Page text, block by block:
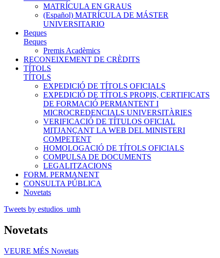
MATRÍCULA EN GRAUS
(Español) MATRÍCULA DE MÁSTER
UNIVERSITARIO
Beques
Beques
Premis Acadèmics
RECONEIXEMENT DE CRÈDITS
TÍTOLS
TÍTOLS
EXPEDICIÓ DE TÍTOLS OFICIALS
EXPEDICIÓ DE TÍTOLS PROPIS, CERTIFICATS
DE FORMACIÓ PERMANTENT I
MICROCREDENCIALS UNIVERSITÀRIES
VERIFICACIÓ DE TÍTULOS OFICIAL
MITJANÇANT LA WEB DEL MINISTERI
COMPETENT
HOMOLOGACIÓ DE TÍTOLS OFICIALS
COMPULSA DE DOCUMENTS
LEGALITZACIONS
FORM. PERMANENT
CONSULTA PÚBLICA
Novetats
Tweets by estudios_umh
Novetats
VEURE MÉS Novetats